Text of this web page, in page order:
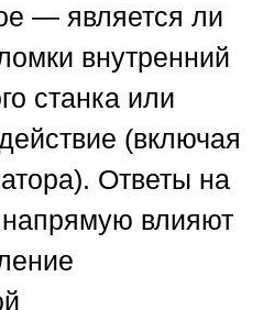
— является ли
внутренний
станка или
(включая
Ответы на
влияют